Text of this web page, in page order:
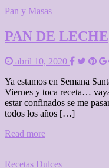
Pan y Masas
PAN DE LECHE
abril 10, 2020
Ya estamos en Semana
Viernes y toca receta…
estar confinados se me
todos los años […]
Read more
Recetas Dulces